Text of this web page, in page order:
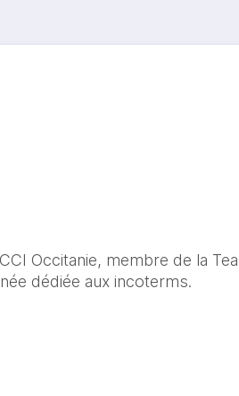
Occitanie, membre de la
dédiée aux incoterms.